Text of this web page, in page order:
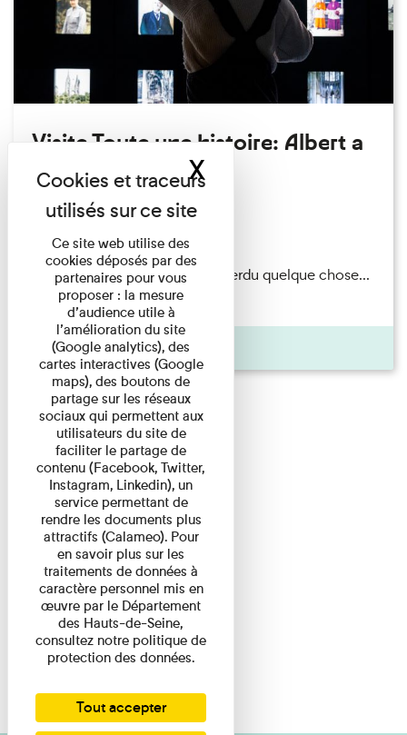
Visite Toute une histoire: Albert a
perdu son chapeau!
Exposition permanente
Du 15/08/2026 au 15/08/2026
Il semblerait qu’Albert Kahn a perdu quelque chose...
Accompagnés d’une ...
Agenda
Ce site web utilise des
cookies déposés par des
partenaires pour vous
proposer : la mesure
d’audience utile à
l’amélioration du site
(Google analytics), des
cartes interactives (Google
maps), des boutons de
partage sur les réseaux
sociaux qui permettent aux
utilisateurs du site de
faciliter le partage de
contenu (Facebook, Twitter,
Instagram, Linkedin), un
service permettant de
rendre les documents plus
attractifs (Calameo). Pour
en savoir plus sur les
traitements de données à
caractère personnel mis en
œuvre par le Département
des Hauts-de-Seine,
consultez notre politique de
protection des données.
Tout accepter
XMasquer le